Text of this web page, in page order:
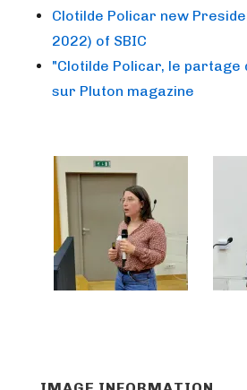
Clotilde Policar new
2022) of SBIC
"Clotilde Policar, le partage
sur Pluton magazine